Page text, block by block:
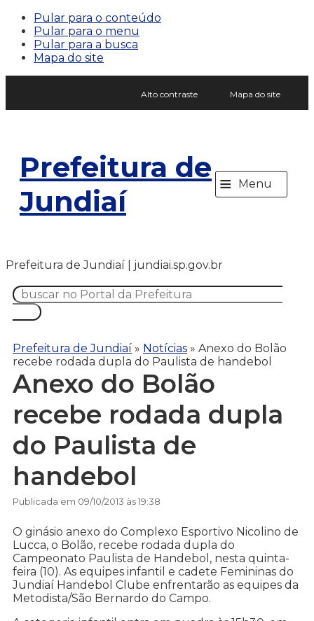
Pular para o conteúdo
Pular para o menu
Pular para a busca
Mapa do site
Alto contraste Mapa do site
Prefeitura de
Jundiaí
≡ Menu
Prefeitura de Jundiaí | jundiai.sp.gov.br
Prefeitura de Jundiaí » Notícias » Anexo do Bolão
recebe rodada dupla do Paulista de handebol
Anexo do Bolão
recebe rodada dupla
do Paulista de
handebol
Publicada em 09/10/2013 às 19:38
O ginásio anexo do Complexo Esportivo Nicolino de
Lucca, o Bolão, recebe rodada dupla do
Campeonato Paulista de Handebol, nesta quinta-
feira (10). As equipes infantil e cadete Femininas do
Jundiaí Handebol Clube enfrentarão as equipes da
Metodista/São Bernardo do Campo.